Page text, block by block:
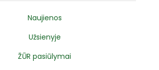
Naujienos
Užsienyje
ŽŪR pasiūlymai